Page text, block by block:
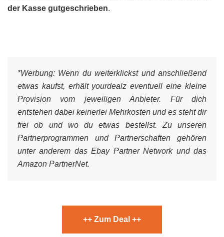
der Kasse gutgeschrieben.
*Werbung: Wenn du weiterklickst und anschließend
etwas kaufst, erhält yourdealz eventuell eine kleine
Provision vom jeweiligen Anbieter. Für dich
entstehen dabei keinerlei Mehrkosten und es steht dir
frei ob und wo du etwas bestellst. Zu unseren
Partnerprogrammen und Partnerschaften gehören
unter anderem das Ebay Partner Network und das
Amazon PartnerNet.
++ Zum Deal ++